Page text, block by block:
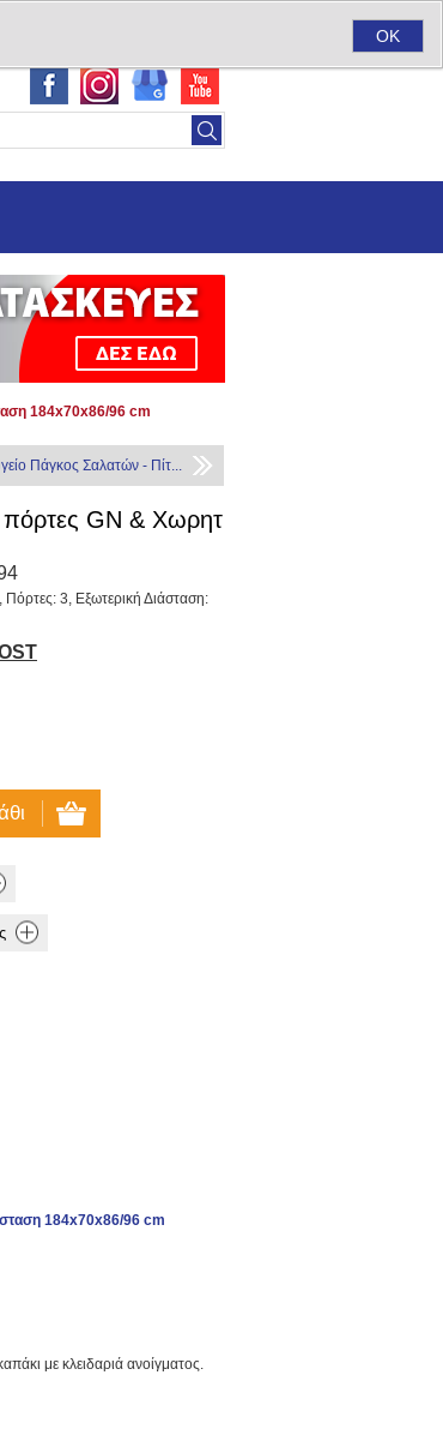
184x70x86/96 cm
Πάγκος Σαλατών - Πίτ...
GN & Χωρητ
3, Εξωτερική Διάσταση:
184x70x86/96 cm
με κλειδαριά ανοίγματος.
OK